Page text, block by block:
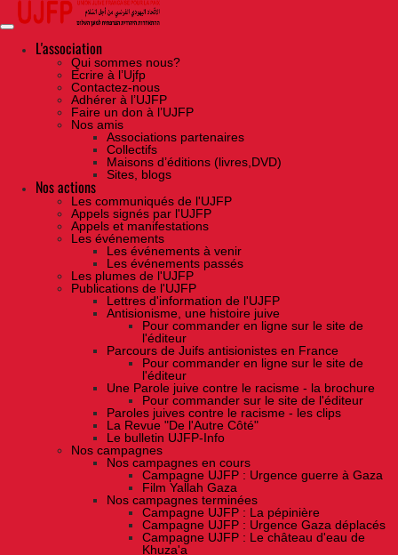
Skip
the
contentL'association
Qui sommes nous?
Ecrire à l’Ujfp
Contactez-nous
Adhérer à l’UJFP
Faire un don à l’UJFP
Nos amis
Associations partenaires
Collectifs
Maisons d’éditions (livres,DVD)
Sites, blogs
Nos actions
Les communiqués de l'UJFP
Appels signés par l'UJFP
Appels et manifestations
Les événements
Les événements à venir
Les événements passés
Les plumes de l'UJFP
Publications de l'UJFP
Lettres d'information de l'UJFP
Antisionisme, une histoire juive
Pour commander en ligne sur le site de
l'éditeur
Parcours de Juifs antisionistes en France
Pour commander en ligne sur le site de
l'éditeur
Une Parole juive contre le racisme - la brochure
Pour commander sur le site de l'éditeur
Paroles juives contre le racisme - les clips
La Revue "De l'Autre Côté"
Le bulletin UJFP-Info
Nos campagnes
Nos campagnes en cours
Campagne UJFP : Urgence guerre à Gaza
Film Yallah Gaza
Nos campagnes terminées
Campagne UJFP : La pépinière
Campagne UJFP : Urgence Gaza déplacés
Campagne UJFP : Le château d'eau de
Khuza'a